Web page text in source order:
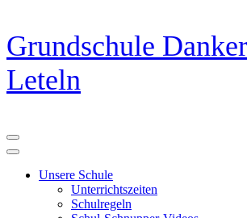
Zum
Inhalt
springen
(Eingabetaste
drücken)
Grundschule
Leteln
Unsere Schule
Unterrichtszeiten
Schulregeln